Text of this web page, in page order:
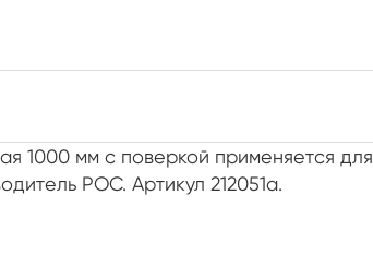
1000 мм с поверкой применяется для
РОС. Артикул 212051а.